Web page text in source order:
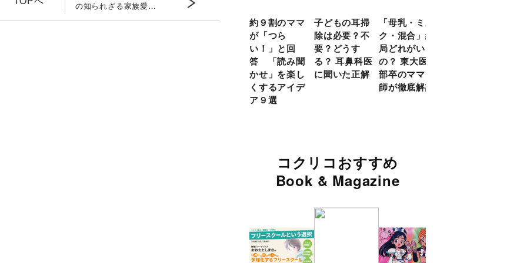
の知られざる家族愛
彼女を支えた絆とは？
約９割のママ
が「つら
い！」と回
答 「読み聞
かせ」を楽し
くするアイデ
ア９選
子どもの耳掃
除は必要？不
要？どうす
る？ 耳鼻科医
に聞いた正解
「母乳・ミル
ク・混合」結
局どれがいい
の？ 東大医学
部卒のママ医
師が徹底解説
コクリコおすすめ
Book & Magazine